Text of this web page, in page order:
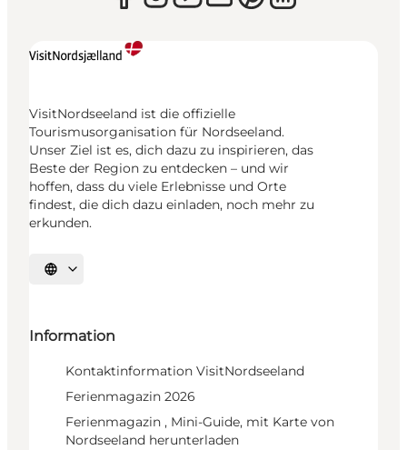
VisitNordseeland ist die offizielle
Tourismusorganisation für Nordseeland.
Unser Ziel ist es, dich dazu zu inspirieren, das
Beste der Region zu entdecken – und wir
hoffen, dass du viele Erlebnisse und Orte
findest, die dich dazu einladen, noch mehr zu
erkunden.
Sprache auswählen
Information
Kontaktinformation VisitNordseeland
Ferienmagazin 2026
Ferienmagazin , Mini-Guide, mit Karte von
Nordseeland herunterladen